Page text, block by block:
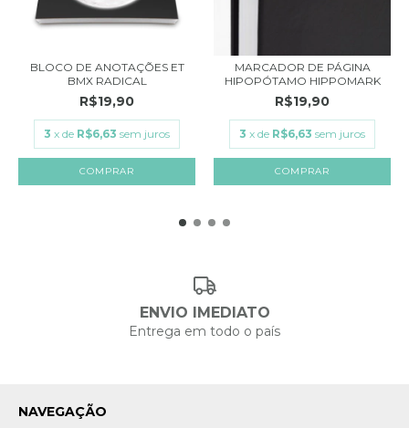
BLOCO DE ANOTAÇÕES ET
BMX RADICAL
R$19,90
3 x de R$6,63 sem juros
MARCADOR DE PÁGINA
HIPOPÓTAMO HIPPOMARK
R$19,90
3 x de R$6,63 sem juros
ENVIO IMEDIATO
Entrega em todo o país
NAVEGAÇÃO